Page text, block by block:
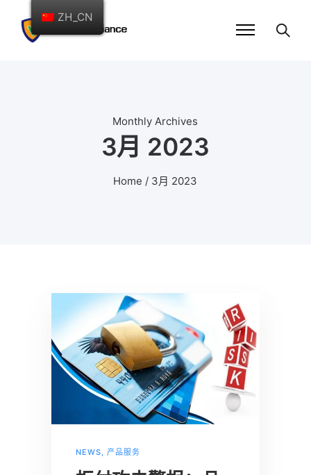
Monthly Archives
3月 2023
Home / 3月 2023
NEWS, 产品服务
ZH_CN